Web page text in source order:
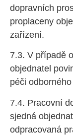
dopravních
proplaceny
zařízení.
7.3. V případě
objednatel
péči
7.4. Pracovní
sjedná
odpracovaná